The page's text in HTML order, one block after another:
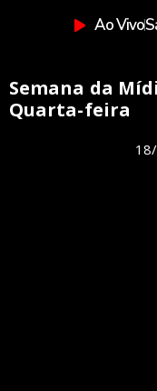
Ao Vivo
Semana da
Quarta-feira